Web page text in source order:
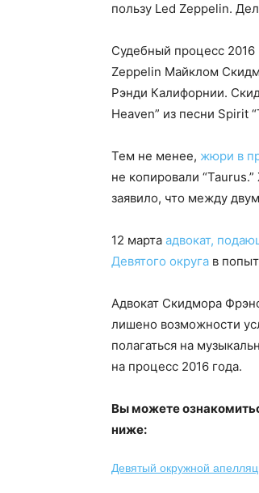
пользу Led Zeppelin.
Судебный процесс 2016
Zeppelin Майклом
Рэнди Калифорнии.
Heaven” из песни Spirit
Тем не менее, жюри в
не копировали
заявило, что между
12 марта адвокат,
Девятого округа в
Адвокат Скидмора
лишено возможности
полагаться на
на процесс 2016 года.
Вы можете
ниже:
Девятый окружной